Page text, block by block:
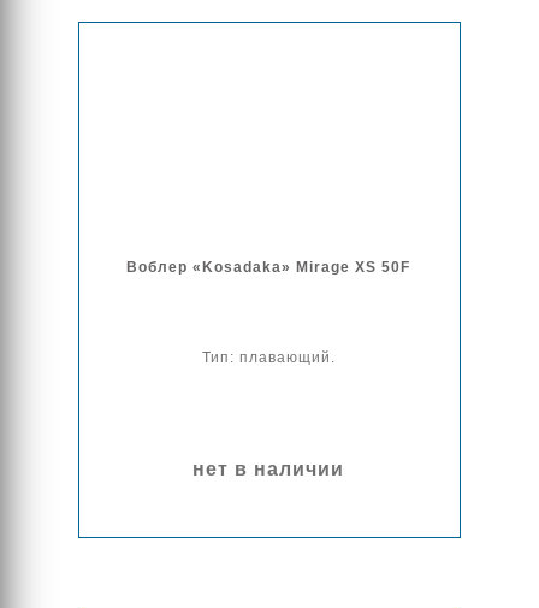
Воблер «Kosadaka» Mirage XS 50F
Тип: плавающий.
нет в наличии